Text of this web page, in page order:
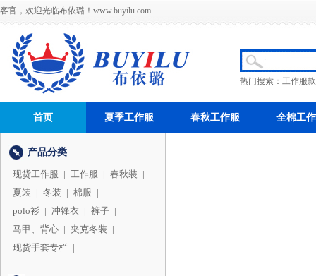
客官，欢迎光临布依璐！ www.buyilu.com
热门搜索： 工作服
首页 夏季工作服 春秋工作服 全棉工
产品分类
现货工作服 | 工作服 | 春秋装 |
夏装 | 冬装 | 棉服 |
polo衫 | 冲锋衣 | 裤子 |
马甲、背心 | 夹克冬装 |
现货手套专栏 |